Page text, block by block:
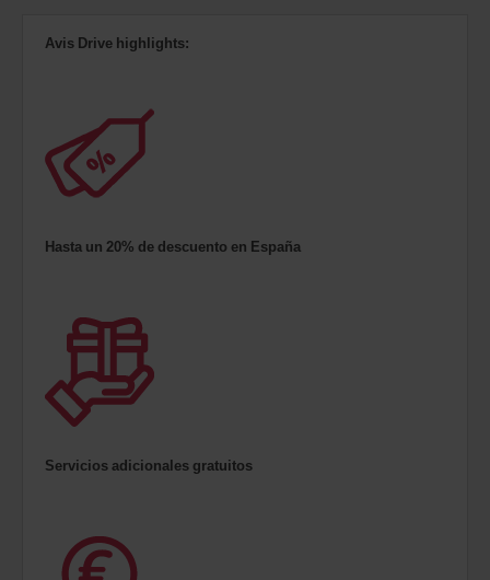
Avis Drive highlights:
Hasta un 20% de descuento en España
Servicios adicionales gratuitos